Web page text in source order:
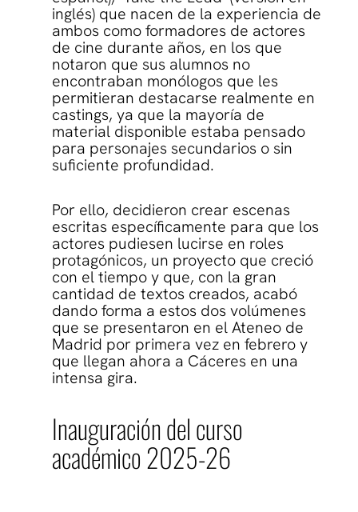
inglés) que nacen de la experiencia de
ambos como formadores de actores
de cine durante años, en los que
notaron que sus alumnos no
encontraban monólogos que les
permitieran destacarse realmente en
castings, ya que la mayoría de
material disponible estaba pensado
para personajes secundarios o sin
suficiente profundidad.
Por ello, decidieron crear escenas
escritas específicamente para que los
actores pudiesen lucirse en roles
protagónicos, un proyecto que creció
con el tiempo y que, con la gran
cantidad de textos creados, acabó
dando forma a estos dos volúmenes
que se presentaron en el Ateneo de
Madrid por primera vez en febrero y
que llegan ahora a Cáceres en una
intensa gira.
Inauguración del curso
académico 2025-26